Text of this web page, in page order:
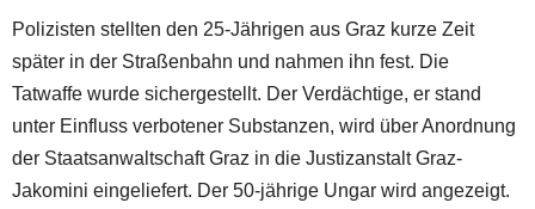
Polizisten stellten den 25-Jährigen aus Graz kurze Zeit
später in der Straßenbahn und nahmen ihn fest. Die
Tatwaffe wurde sichergestellt. Der Verdächtige, er stand
unter Einfluss verbotener Substanzen, wird über Anordnung
der Staatsanwaltschaft Graz in die Justizanstalt Graz-
Jakomini eingeliefert. Der 50-jährige Ungar wird angezeigt.